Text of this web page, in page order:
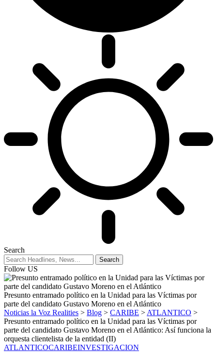
Search
Follow US
Presunto entramado político en la Unidad para las Víctimas por
parte del candidato Gustavo Moreno en el Atlántico
Noticias la Voz Realities > Blog > CARIBE > ATLANTICO >
Presunto entramado político en la Unidad para las Víctimas por
parte del candidato Gustavo Moreno en el Atlántico: Así funciona la
orquesta clientelista de la entidad (II)
ATLANTICOCARIBEINVESTIGACION